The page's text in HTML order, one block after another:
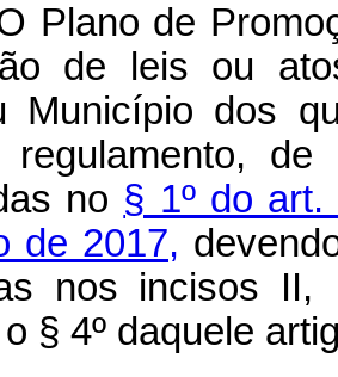
Plano de
de leis ou
Município dos
regulamento,
no § 1º do art.
de 2017,
nos incisos II,
§ 4º daquele